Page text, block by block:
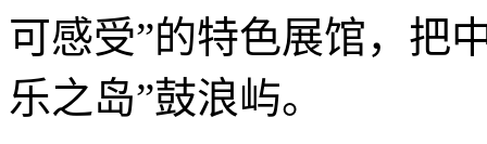
可感受”的特色展馆，把
乐之岛”鼓浪屿。